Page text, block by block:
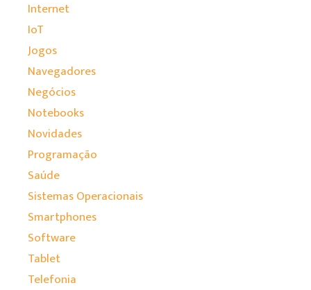
Internet
IoT
Jogos
Navegadores
Negócios
Notebooks
Novidades
Programação
Saúde
Sistemas Operacionais
Smartphones
Software
Tablet
Telefonia